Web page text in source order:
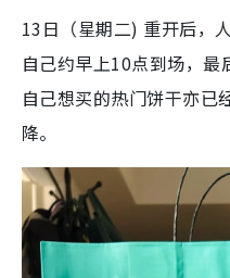
13日（星期二) 重开后，
自己约早上10点到场，
自己想买的热门饼干亦已
降。